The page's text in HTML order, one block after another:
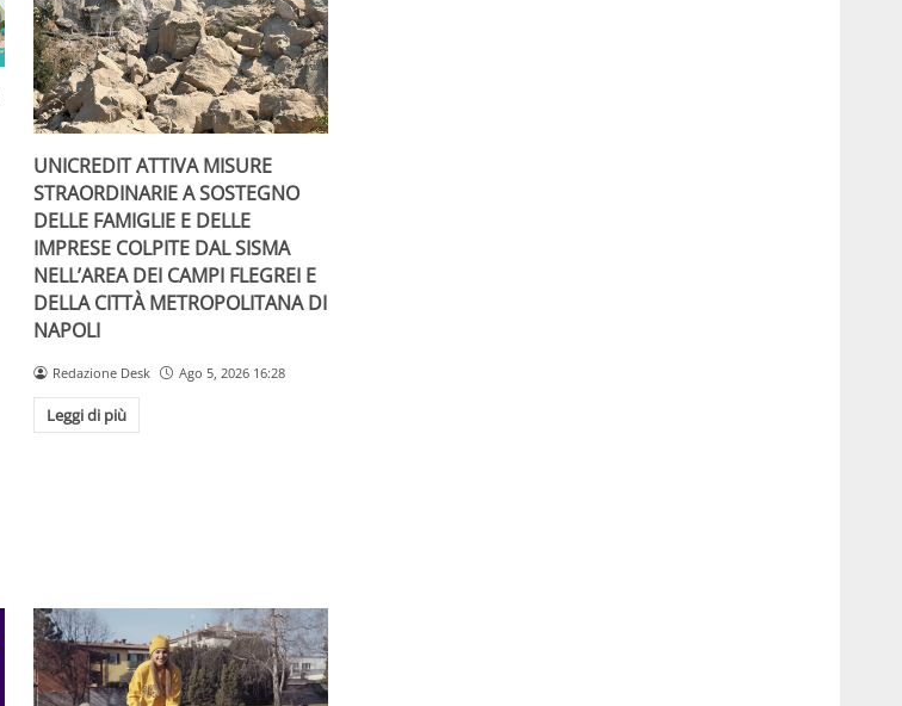
UNICREDIT ATTIVA MISURE
STRAORDINARIE A SOSTEGNO
DELLE FAMIGLIE E DELLE
IMPRESE COLPITE DAL SISMA
NELL’AREA DEI CAMPI FLEGREI E
DELLA CITTÀ METROPOLITANA DI
NAPOLI
Redazione Desk Ago 5, 2026 16:28
Leggi di più